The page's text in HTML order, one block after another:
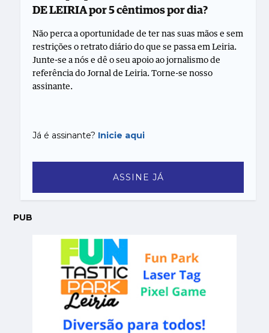
DE LEIRIA por 5 cêntimos por dia?
Não perca a oportunidade de ter nas suas mãos e sem
restrições o retrato diário do que se passa em Leiria.
Junte-se a nós e dê o seu apoio ao jornalismo de
referência do Jornal de Leiria. Torne-se nosso
assinante.
Já é assinante? Inicie aqui
ASSINE JÁ
PUB